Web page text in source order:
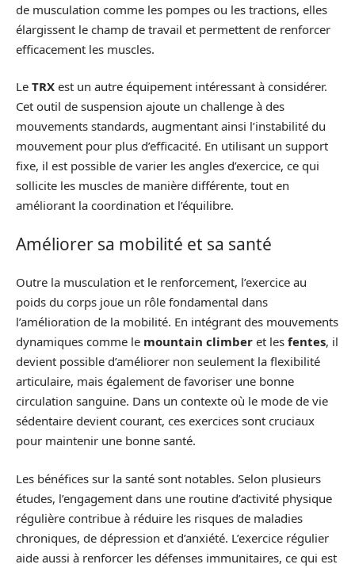
de musculation comme les pompes ou les tractions, elles
élargissent le champ de travail et permettent de renforcer
efficacement les muscles.
Le TRX est un autre équipement intéressant à considérer.
Cet outil de suspension ajoute un challenge à des
mouvements standards, augmentant ainsi l’instabilité du
mouvement pour plus d’efficacité. En utilisant un support
fixe, il est possible de varier les angles d’exercice, ce qui
sollicite les muscles de manière différente, tout en
améliorant la coordination et l’équilibre.
Améliorer sa mobilité et sa santé
Outre la musculation et le renforcement, l’exercice au
poids du corps joue un rôle fondamental dans
l’amélioration de la mobilité. En intégrant des mouvements
dynamiques comme le mountain climber et les fentes, il
devient possible d’améliorer non seulement la flexibilité
articulaire, mais également de favoriser une bonne
circulation sanguine. Dans un contexte où le mode de vie
sédentaire devient courant, ces exercices sont cruciaux
pour maintenir une bonne santé.
Les bénéfices sur la santé sont notables. Selon plusieurs
études, l’engagement dans une routine d’activité physique
régulière contribue à réduire les risques de maladies
chroniques, de dépression et d’anxiété. L’exercice régulier
aide aussi à renforcer les défenses immunitaires, ce qui est